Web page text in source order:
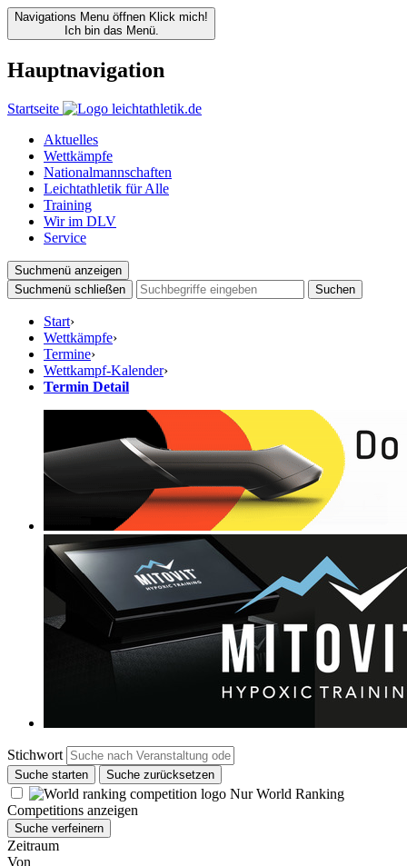
Navigations Menu öffnen Klick mich!
Ich bin das Menü.
Hauptnavigation
Startseite
Aktuelles
Wettkämpfe
Nationalmannschaften
Leichtathletik für Alle
Training
Wir im DLV
Service
Suchmenü anzeigen
Suchmenü schließen
Suchen
Start›
Wettkämpfe›
Termine›
Wettkampf-Kalender›
Termin Detail
Stichwort
Suche starten Suche zurücksetzen
Nur World Ranking
Competitions anzeigen
Suche verfeinern
Zeitraum
Von